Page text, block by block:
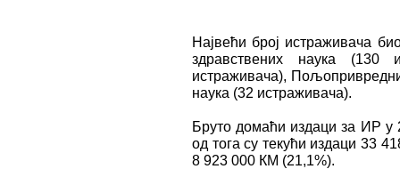
Највећи број истраживача
здравствених наука (130
истраживача),
наука (32 истраживача).
Бруто домаћи издаци за ИР у
од тога су текући издаци 33
8 923 000 КМ (21,1%).